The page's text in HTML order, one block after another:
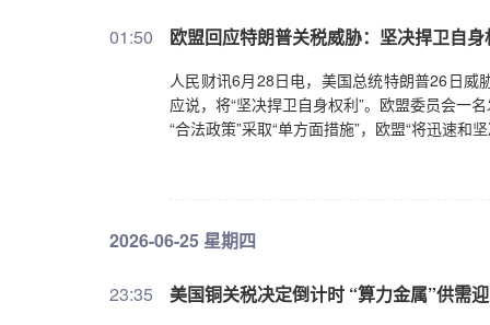
01:50 欧盟回应特朗普关税威胁：坚决捍卫自身
人民财讯6月28日电，美国总统特朗普26日威
应说，将“坚决捍卫自身权利”。欧盟委员会一
“合法政策”采取“单方面措施”，欧盟“将迅速
2026-06-25 星期四
23:35 美国铜关税决定倒计时 “算力金属”供需